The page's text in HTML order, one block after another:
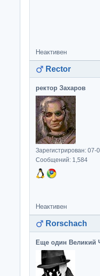
Неактивен
Rector
ректор Захаров
Зарегистрирован: 07-
Сообщений: 1,584
Неактивен
Rorschach
Еще один Великий